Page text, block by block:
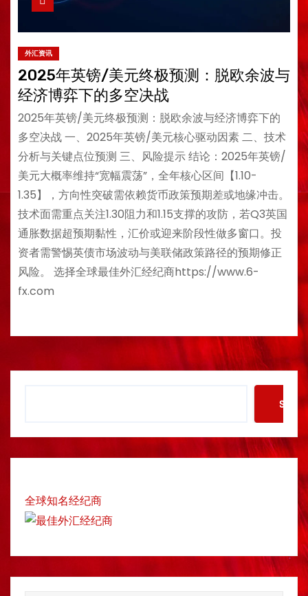
外汇资讯
2025年英镑/美元终极预测：脱欧余波与
经济博弈下的多空决战
2025年英镑/美元终极预测：脱欧余波与经济博弈下的
多空决战 一、2025年英镑/美元核心驱动因素 二、技术
分析与关键点位预测 三、风险提示 结论：2025年英镑/
美元大概率维持“宽幅震荡”，全年核心区间【1.10-
1.35】，方向性突破需依赖货币政策预期差或地缘冲击。
技术面需重点关注1.30阻力和1.15支撑的攻防，若Q3英国
通胀数据超预期黏性，汇价或迎来阶段性做多窗口。投
资者需警惕英债市场波动与美联储政策路径的预期修正
风险。 选择全球最佳外汇经纪商https://www.6-
fx.com
c
全球知名经纪商